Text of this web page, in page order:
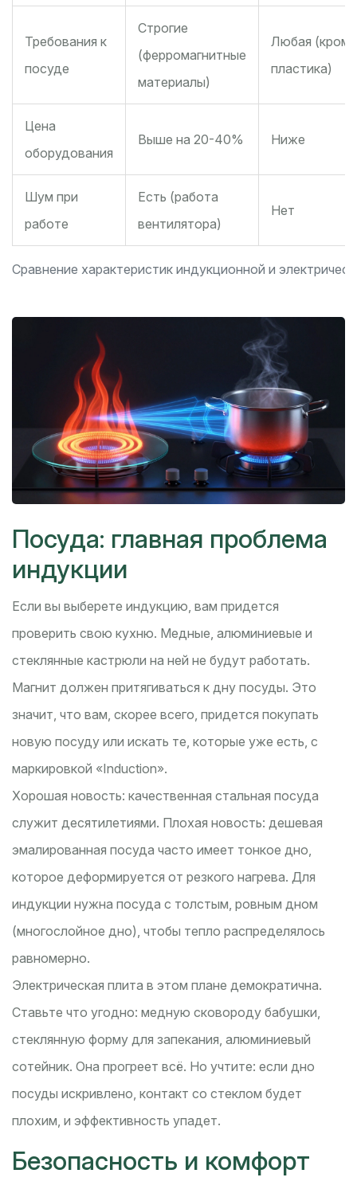
Сравнение характеристик индукционной и
Требования к
посуде
Строгие
(ферромагнитные
материалы)
Любая (кроме
пластика)
Цена
оборудования
Выше на 20-40% Ниже
Шум при
работе
Есть (работа
вентилятора)
Нет
Посуда: главная проблема
индукции
Если вы выберете индукцию, вам придется
проверить свою кухню. Медные, алюминиевые и
стеклянные кастрюли на ней не будут работать.
Магнит должен притягиваться к дну посуды. Это
значит, что вам, скорее всего, придется покупать
новую посуду или искать те, которые уже есть, с
маркировкой «Induction».
Хорошая новость: качественная стальная посуда
служит десятилетиями. Плохая новость: дешевая
эмалированная посуда часто имеет тонкое дно,
которое деформируется от резкого нагрева. Для
индукции нужна посуда с толстым, ровным дном
(многослойное дно), чтобы тепло распределялось
равномерно.
Электрическая плита в этом плане демократична.
Ставьте что угодно: медную сковороду бабушки,
стеклянную форму для запекания, алюминиевый
сотейник. Она прогреет всё. Но учтите: если дно
посуды искривлено, контакт со стеклом будет
плохим, и эффективность упадет.
Безопасность и комфорт